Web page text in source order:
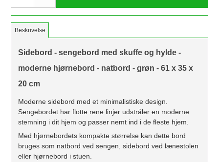
Beskrivelse
Sidebord - sengebord med skuffe og hylde -
moderne hjørnebord - natbord - grøn - 61 x 35 x
20 cm
Moderne sidebord med et minimalistiske design.
Sengebordet har flotte rene linjer udstråler en moderne
stemning i dit hjem og passer nemt ind i de fleste hjem.
Med hjørnebordets kompakte størrelse kan dette bord
bruges som natbord ved sengen, sidebord ved lænestolen
eller hjørnebord i stuen.